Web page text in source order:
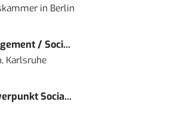
in Berlin
/ Soci...
Karlsruhe
Socia...